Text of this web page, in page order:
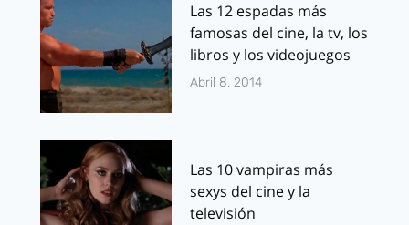
Las 12 espadas más
famosas del cine, la tv, los
libros y los videojuegos
Abril 8, 2014
Las 10 vampiras más
sexys del cine y la
televisión